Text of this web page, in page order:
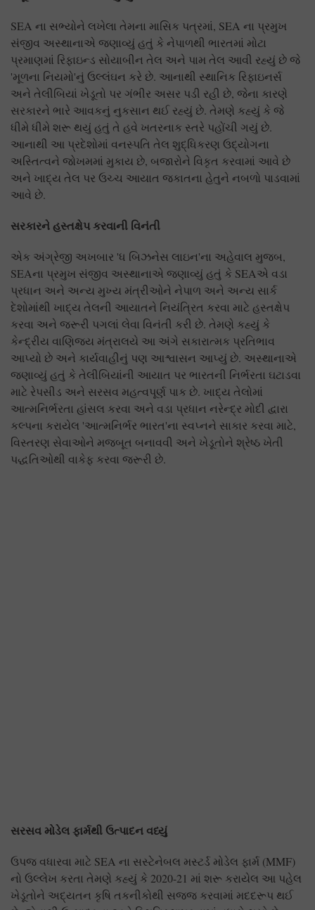
SEA ના સભ્યોને લખેલા તેમના માસિક પત્રમાં, SEA ના પ્રમુખ
સંજીવ અસ્થાનાએ જણાવ્યું હતું કે નેપાળથી ભારતમાં મોટા
પ્રમાણમાં રિફાઇન્ડ સોયાબીન તેલ અને પામ તેલ આવી રહ્યું છે જે
'મૂળના નિયમો'નું ઉલ્લંઘન કરે છે. આનાથી સ્થાનિક રિફાઇનર્સ
અને તેલીબિયાં ખેડૂતો પર ગંભીર અસર પડી રહી છે, જેના કારણે
સરકારને ભારે આવકનું નુકસાન થઈ રહ્યું છે. તેમણે કહ્યું કે જે
ધીમે ધીમે શરૂ થયું હતું તે હવે ખતરનાક સ્તરે પહોંચી ગયું છે.
આનાથી આ પ્રદેશોમાં વનસ્પતિ તેલ શુદ્ધિકરણ ઉદ્યોગના
અસ્તિત્વને જોખમમાં મુકાય છે, બજારોને વિકૃત કરવામાં આવે છે
અને ખાદ્ય તેલ પર ઉચ્ચ આયાત જકાતના હેતુને નબળો પાડવામાં
આવે છે.
સરકારને હસ્તક્ષેપ કરવાની વિનંતી
એક અંગ્રેજી અખબાર 'ધ બિઝનેસ લાઇન'ના અહેવાલ મુજબ,
SEAના પ્રમુખ સંજીવ અસ્થાનાએ જણાવ્યું હતું કે SEAએ વડા
પ્રધાન અને અન્ય મુખ્ય મંત્રીઓને નેપાળ અને અન્ય સાર્ક
દેશોમાંથી ખાદ્ય તેલની આયાતને નિયંત્રિત કરવા માટે હસ્તક્ષેપ
કરવા અને જરૂરી પગલાં લેવા વિનંતી કરી છે. તેમણે કહ્યું કે
કેન્દ્રીય વાણિજ્ય મંત્રાલયે આ અંગે સકારાત્મક પ્રતિભાવ
આપ્યો છે અને કાર્યવાહીનું પણ આશ્વાસન આપ્યું છે. અસ્થાનાએ
જણાવ્યું હતું કે તેલીબિયાંની આયાત પર ભારતની નિર્ભરતા ઘટાડવા
માટે રેપસીડ અને સરસવ મહત્વપૂર્ણ પાક છે. ખાદ્ય તેલોમાં
આત્મનિર્ભરતા હાંસલ કરવા અને વડા પ્રધાન નરેન્દ્ર મોદી દ્વારા
કલ્પના કરાયેલ 'આત્મનિર્ભર ભારત'ના સ્વપ્નને સાકાર કરવા માટે,
વિસ્તરણ સેવાઓને મજબૂત બનાવવી અને ખેડૂતોને શ્રેષ્ઠ ખેતી
પદ્ધતિઓથી વાકેફ કરવા જરૂરી છે.
સરસવ મોડેલ ફાર્મથી ઉત્પાદન વધ્યું
ઉપજ વધારવા માટે SEA ના સસ્ટેનેબલ મસ્ટર્ડ મોડેલ ફાર્મ (MMF)
નો ઉલ્લેખ કરતા તેમણે કહ્યું કે 2020-21 માં શરૂ કરાયેલ આ પહેલ
ખેડૂતોને અદ્યતન કૃષિ તકનીકોથી સજ્જ કરવામાં મદદરૂપ થઈ